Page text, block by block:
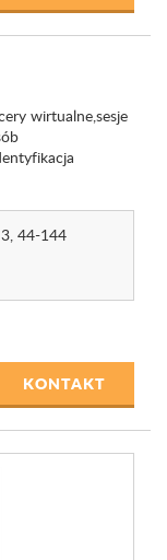
wirtualne,sesje
, 44-144
KONTAKT